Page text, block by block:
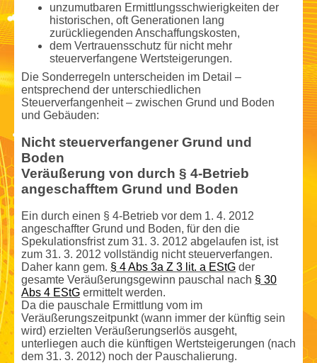
unzumutbaren Ermittlungsschwierigkeiten der
historischen, oft Generationen lang
zurückliegenden Anschaffungs­kosten,
dem Vertrauensschutz für nicht mehr
steuerverfangene Wertsteigerungen.
Die Sonderregeln unterscheiden im Detail –
entsprechend der unterschiedlichen
Steuerverfangenheit – zwischen Grund und Boden
und Gebäuden:
Nicht steuerverfangener Grund und
Boden
Veräußerung von durch § 4-Betrieb
angeschafftem Grund und Boden
Ein durch einen § 4-Betrieb vor dem 1. 4. 2012
angeschaffter Grund und Boden, für den die
Spekulationsfrist zum 31. 3. 2012 abgelaufen ist, ist
zum 31. 3. 2012 vollständig nicht steuerverfangen.
Daher kann gem. § 4 Abs 3a Z 3 lit. a EStG der
gesamte Veräußerungs­gewinn pauschal nach § 30
Abs 4 EStG ermittelt werden.
Da die pauschale Ermittlung vom im
Veräußerungszeitpunkt (wann immer der künftig sein
wird) erzielten Veräußerungserlös ausgeht,
unterliegen auch die künftigen Wertsteigerungen (nach
dem 31. 3. 2012) noch der Pauschalierung.